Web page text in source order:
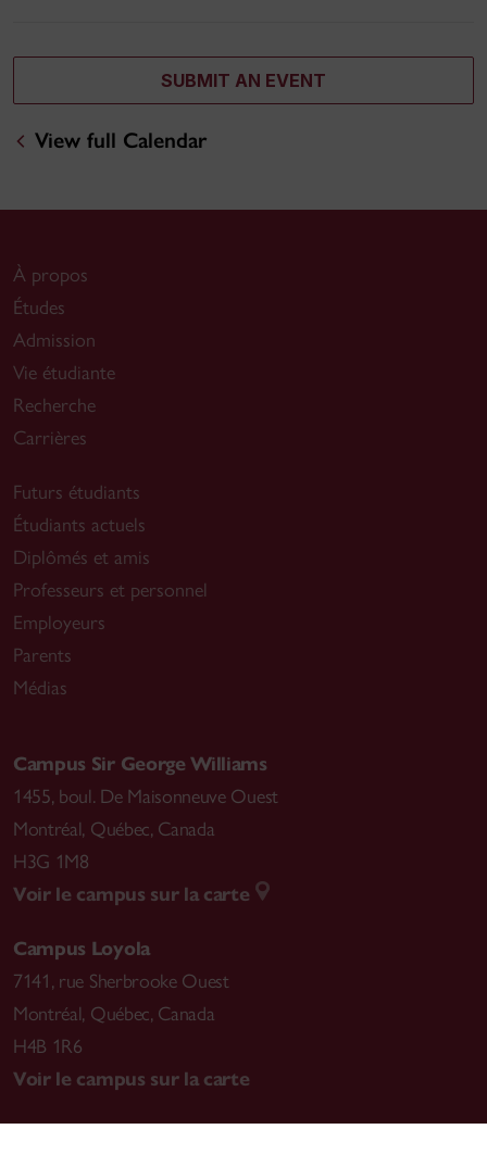
SUBMIT AN EVENT
View full Calendar
À propos
Études
Admission
Vie étudiante
Recherche
Carrières
Futurs étudiants
Étudiants actuels
Diplômés et amis
Professeurs et personnel
Employeurs
Parents
Médias
Campus Sir George Williams
1455, boul. De Maisonneuve Ouest
Montréal, Québec, Canada
H3G 1M8
Voir le campus sur la carte
Campus Loyola
7141, rue Sherbrooke Ouest
Montréal, Québec, Canada
H4B 1R6
Voir le campus sur la carte